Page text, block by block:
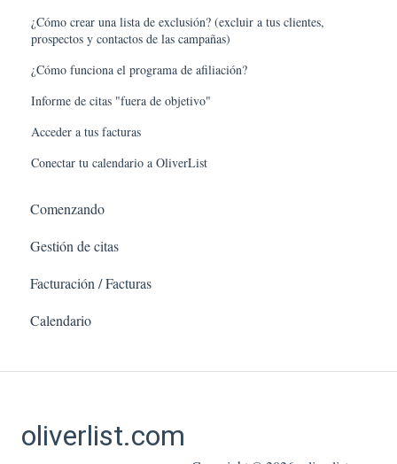
¿Cómo crear una lista de exclusión? (excluir a tus clientes,
prospectos y contactos de las campañas)
¿Cómo funciona el programa de afiliación?
Informe de citas "fuera de objetivo"
Acceder a tus facturas
Conectar tu calendario a OliverList
Comenzando
Gestión de citas
Facturación / Facturas
Calendario
oliverlist.com